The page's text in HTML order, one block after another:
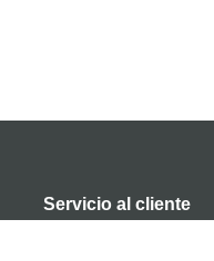
Servicio al cliente